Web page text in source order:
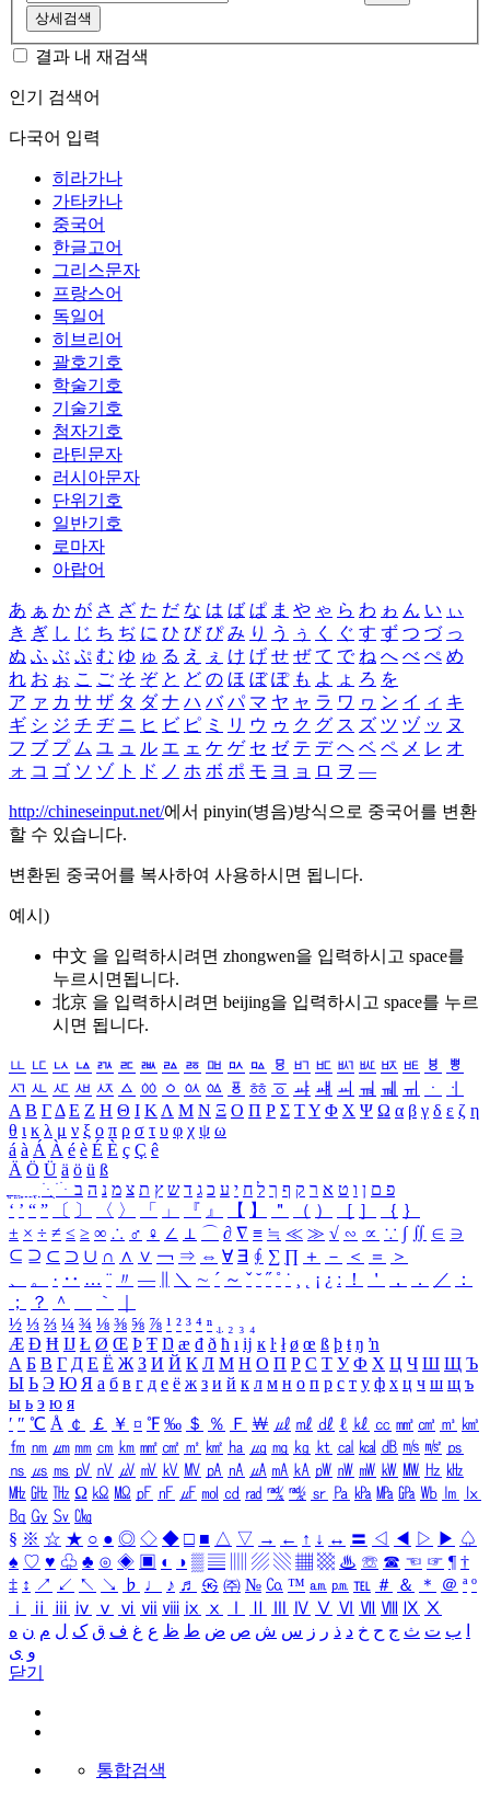
상세검색
결과 내 재검색
인기 검색어
다국어 입력
히라가나
가타카나
중국어
한글고어
그리스문자
프랑스어
독일어
히브리어
괄호기호
학술기호
기술기호
첨자기호
라틴문자
러시아문자
단위기호
일반기호
로마자
아랍어
あ ぁ か が さ ざ た だ な は ば ぱ ま や ゃ ら わ ゎ ん い ぃ
き ぎ し じ ち ぢ に ひ び ぴ み り う ぅ く ぐ す ず つ づ っ
ぬ ふ ぶ ぷ む ゆ ゅ る え ぇ け げ せ ぜ て で ね へ べ ぺ め
れ お ぉ こ ご そ ぞ と ど の ほ ぼ ぽ も よ ょ ろ を
ア ァ カ サ ザ タ ダ ナ ハ バ パ マ ヤ ャ ラ ワ ヮ ン イ ィ キ
ギ シ ジ チ ヂ ニ ヒ ビ ピ ミ リ ウ ゥ ク グ ス ズ ツ ヅ ッ ヌ
フ ブ プ ム ユ ュ ル エ ェ ケ ゲ セ ゼ テ デ ヘ ベ ペ メ レ オ
ォ コ ゴ ソ ゾ ト ド ノ ホ ボ ポ モ ヨ ョ ロ ヲ ―
http://chineseinput.net/에서 pinyin(병음)방식으로 중국어를 변환
할 수 있습니다.
변환된 중국어를 복사하여 사용하시면 됩니다.
예시)
中文 을 입력하시려면 zhongwen을 입력하시고 space를
누르시면됩니다.
北京 을 입력하시려면 beijing을 입력하시고 space를 누르
시면 됩니다.
ㅥ ㅦ ㅧ ㅨ ㅩ ㅪ ㅫ ㅬ ㅭ ㅮ ㅯ ㅰ ㅱ ㅲ ㅳ ㅴ ㅵ ㅶ ㅷ ㅸ
ㅹ
ㅺ ㅻ ㅼ ㅽ ㅾ ㅿ ㆀ ㆁ ㆂ ㆃ ㆄ ㆅ ㆆ ㆇ ㆈ ㆉ ㆊ ㆋ ㆌ ㆍ
ㆎ
Α Β ΓΔ Ε Ζ Η Θ Ι ΚΛ Μ Ν Ξ Ο Π Ρ Σ ΤΥ Φ Χ Ψ Ω α β γ δ ε ζ η
θ ι κ λ μ ν ξ ο π ρ σ τ υ φ χ ψ ω
á à Á À é è É È ç Ç ê
Ä Ö Ü ä ö ü ß
ִֶֹ ֻּ ׁׂ פ ם ן ו ט א ר ק ף ך ל ח י ע כ ג ד ש ץ ת צ מ נ ה ב
‘ ’ “ ” 〔 〕 〈 〉 「 」 『 』 【 】 ＂ （ ） ［ ］ ｛ ｝
± × ÷ ≠ ≤ ≥ ∞ ∴ ♂ ♀ ∠ ⊥ ⌒ ∂ ∇ ≡ ≒ ≪ ≫ √ ∽ ∝ ∵ ∫ ∬ ∈ ∋
⊆ ⊇ ⊂ ⊃ ∪ ∩ ∧ ∨ ￢ ⇒ ⇔ ∀ ∃ ∮ ∑ ∏ ＋ － ＜ ＝
＞
、
。 · ‥ … ¨ 〃 ― ＼ ∼ ´ ～ ˇ ˘ ˝ ˚ ˙ ¸ ¡ ¿ ː ！ ＇ ， ． ／
：
；
？ ＾ ｀
½ ⅓ ⅔ ¼ ¾ ⅛ ⅜ ⅝ ⅞ ¹ ² ³ ⁴ ⁿ ₁ ₂ ₃ ₄
Æ Ð Ħ Ĳ Ł Ø Œ Þ Ŧ Ŋ æ đ ð ħ ı ĳ ĸ ŀ ł ø œ ß þ ŧ ŋ ŉ
А Б В Г Д Е Ё Ж З И Й К Л М Н О П Р С Т У Ф Х Ц Ч Ш Щ Ъ
Ы Ь Э Ю Я а б в г д е ё ж з и й к л м н о п р с т у ф х ц ч ш щ ъ
ы ь э ю я
′ ″ ℃ Å ￠ ￡ ￥ ¤ ℉ ‰ ＄ ％ Ｆ ￦ ㎕ ㎖ ㎗ ℓ ㎘ ㏄ ㎣ ㎤ ㎥ ㎦
㎙ ㎚ ㎛ ㎜ ㎝ ㎞ ㎟ ㎠ ㎡ ㎢ ㏊ ㎍ ㎎ ㎏ ㏏ ㎈ ㎉ ㏈ ㎧ ㎨ ㎰
㎱ ㎲ ㎳ ㎴ ㎵ ㎶ ㎷ ㎸ ㎹ ㎀ ㎁ ㎂ ㎃ ㎄ ㎺ ㎻ ㎽ ㎾ ㎿ ㎐ ㎑
㎒ ㎓ ㎔ Ω ㏀ ㏁ ㎊ ㎋ ㎌ ㏖ ㏅ ㎭ ㎮ ㎯ ㏛ ㎩ ㎪ ㎫ ㎬ ㏝ ㏐
㏓
㏃ ㏉ ㏜ ㏆
§ ※ ☆ ★ ○ ● ◎ ◇ ◆ □ ■ △ ▽ → ← ↑ ↓ ↔ 〓 ◁ ◀ ▷ ▶ ♤
♠ ♡ ♥ ♧ ♣ ⊙ ◈ ▣ ◐ ◑ ▒ ▤ ▨ ▧ ▦ ▩ ♨ ☏ ☎ ☜ ☞ ¶ †
‡ ↕ ↗ ↙ ↖ ↘ ♭ ♩ ♪ ♬ ㉿ ㈜ № ㏇ ™ ㏂ ㏘ ℡ ＃ ＆ ＊ ＠ ª º
ⅰ
ⅱ ⅲ ⅳ ⅴ ⅵ ⅶ ⅷ ⅸ ⅹ Ⅳ Ⅴ Ⅵ Ⅶ Ⅷ Ⅸ Ⅹ
ب ت ث ج ح خ د ذ ر ز س ش ص ض ط ظ ع غ ف ق ک ل م ن ه
و ی
닫기
통합검색